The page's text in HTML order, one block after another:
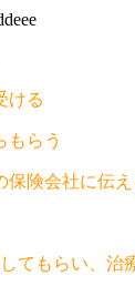
ける
らう
険会社に伝え
てもらい、治